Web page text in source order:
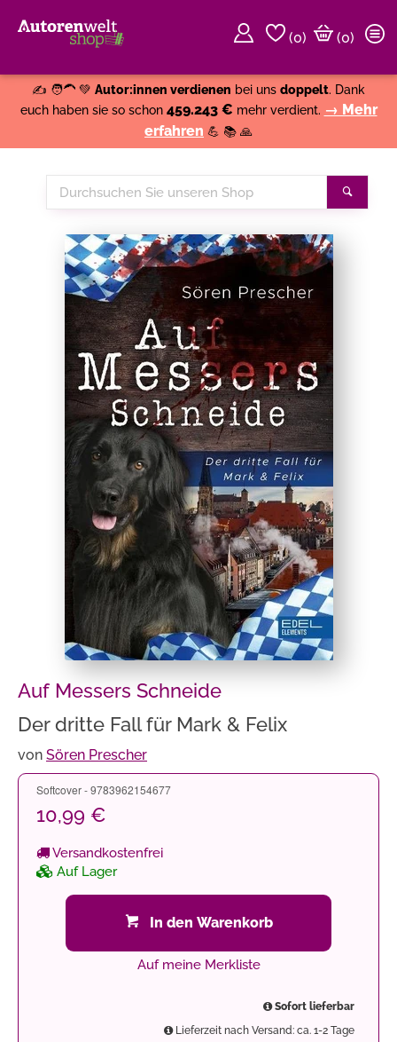
(0)
(0)
✍️ 🧑‍🦱 💚 Autor:innen verdienen bei uns doppelt. Dank
euch haben sie so schon 459.243 € mehr verdient. → Mehr
erfahren 💪 📚 🙏
Durchsuchen
Sie
Shop
Auf Messers Schneide
Der dritte Fall für Mark & Felix
von Sören Prescher
Softcover - 9783962154677
10,99 €
Versandkostenfrei
Auf Lager
In den Warenkorb
Auf meine Merkliste
Sofort lieferbar
Lieferzeit nach Versand: ca. 1-2 Tage